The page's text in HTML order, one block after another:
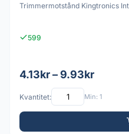
Trimmermotstånd Kingtronics
599
4.13kr – 9.93kr
Kvantitet: Min: 1